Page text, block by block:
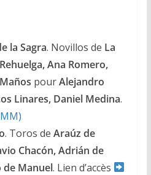
la Sagra. Novillos de La
Ana Romero,
pourAlejandro
Linares, Daniel Medina.
. Toros de Araúz de
Chacón, Adrián de
de Manuel. Lien d’accès